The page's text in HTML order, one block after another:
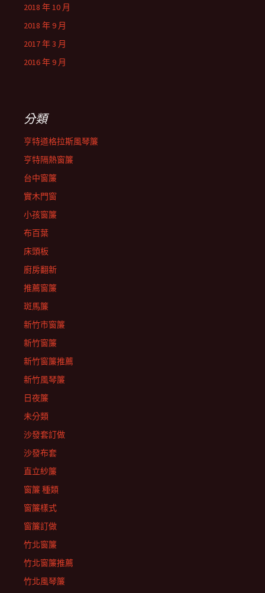
2018 年 10 月
2018 年 9 月
2017 年 3 月
2016 年 9 月
分類
亨特道格拉斯風琴簾
亨特隔熱窗簾
台中窗簾
實木門窗
小孩窗簾
布百葉
床頭板
廚房翻新
推薦窗簾
斑馬簾
新竹市窗簾
新竹窗簾
新竹窗簾推薦
新竹風琴簾
日夜簾
未分類
沙發套訂做
沙發布套
直立紗簾
窗簾 種類
窗簾樣式
窗簾訂做
竹北窗簾
竹北窗簾推薦
竹北風琴簾